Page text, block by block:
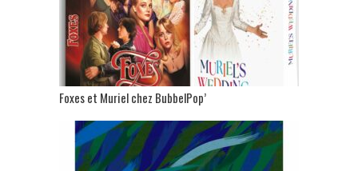
Foxes et Muriel chez BubbelPop’